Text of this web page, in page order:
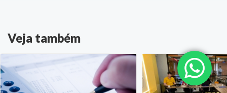
Veja também